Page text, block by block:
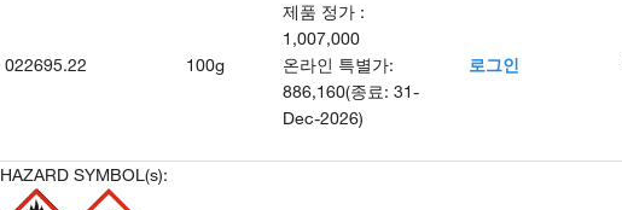
022695.22 100g
제품 정가 :
1,007,000
온라인 특별가:
886,160(종료: 31-
Dec-2026)
로그인
HAZARD SYMBOL(s):